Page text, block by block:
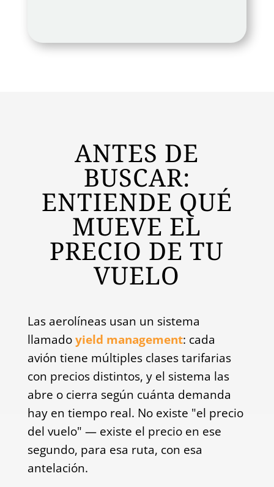
ANTES DE
BUSCAR:
ENTIENDE QUÉ
MUEVE EL
PRECIO DE TU
VUELO
Las aerolíneas usan un sistema
llamadoyield management: cada
avión tiene múltiples clases tarifarias
con precios distintos, y el sistema las
abre o cierra según cuánta demanda
hay en tiempo real. No existe "el precio
del vuelo" — existe el precio en ese
segundo, para esa ruta, con esa
antelación.